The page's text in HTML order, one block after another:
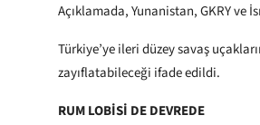
Açıklamada, Yunanistan, GKRY
Türkiye’ye ileri düzey savaş
zayıflatabileceği ifade edildi.
RUM LOBİSİ DE DEVREDE